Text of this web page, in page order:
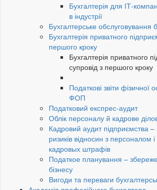
Бухгалтерія для ІТ-
в індустрії
Бухгалтерське обслуговування
Бухгалтерія приватного
першого кроку
Бухгалтерія приватного
супровід з першого кроку
Податкові звіти фізичної
ФОП
Податковий експрес-аудит
Облік персоналу й кадрове
Кадровий аудит підприємства –
ризиків відносин з персоналом і
кадровых штрафів
Податкое планування –
бізнесу
Вигоди та переваги